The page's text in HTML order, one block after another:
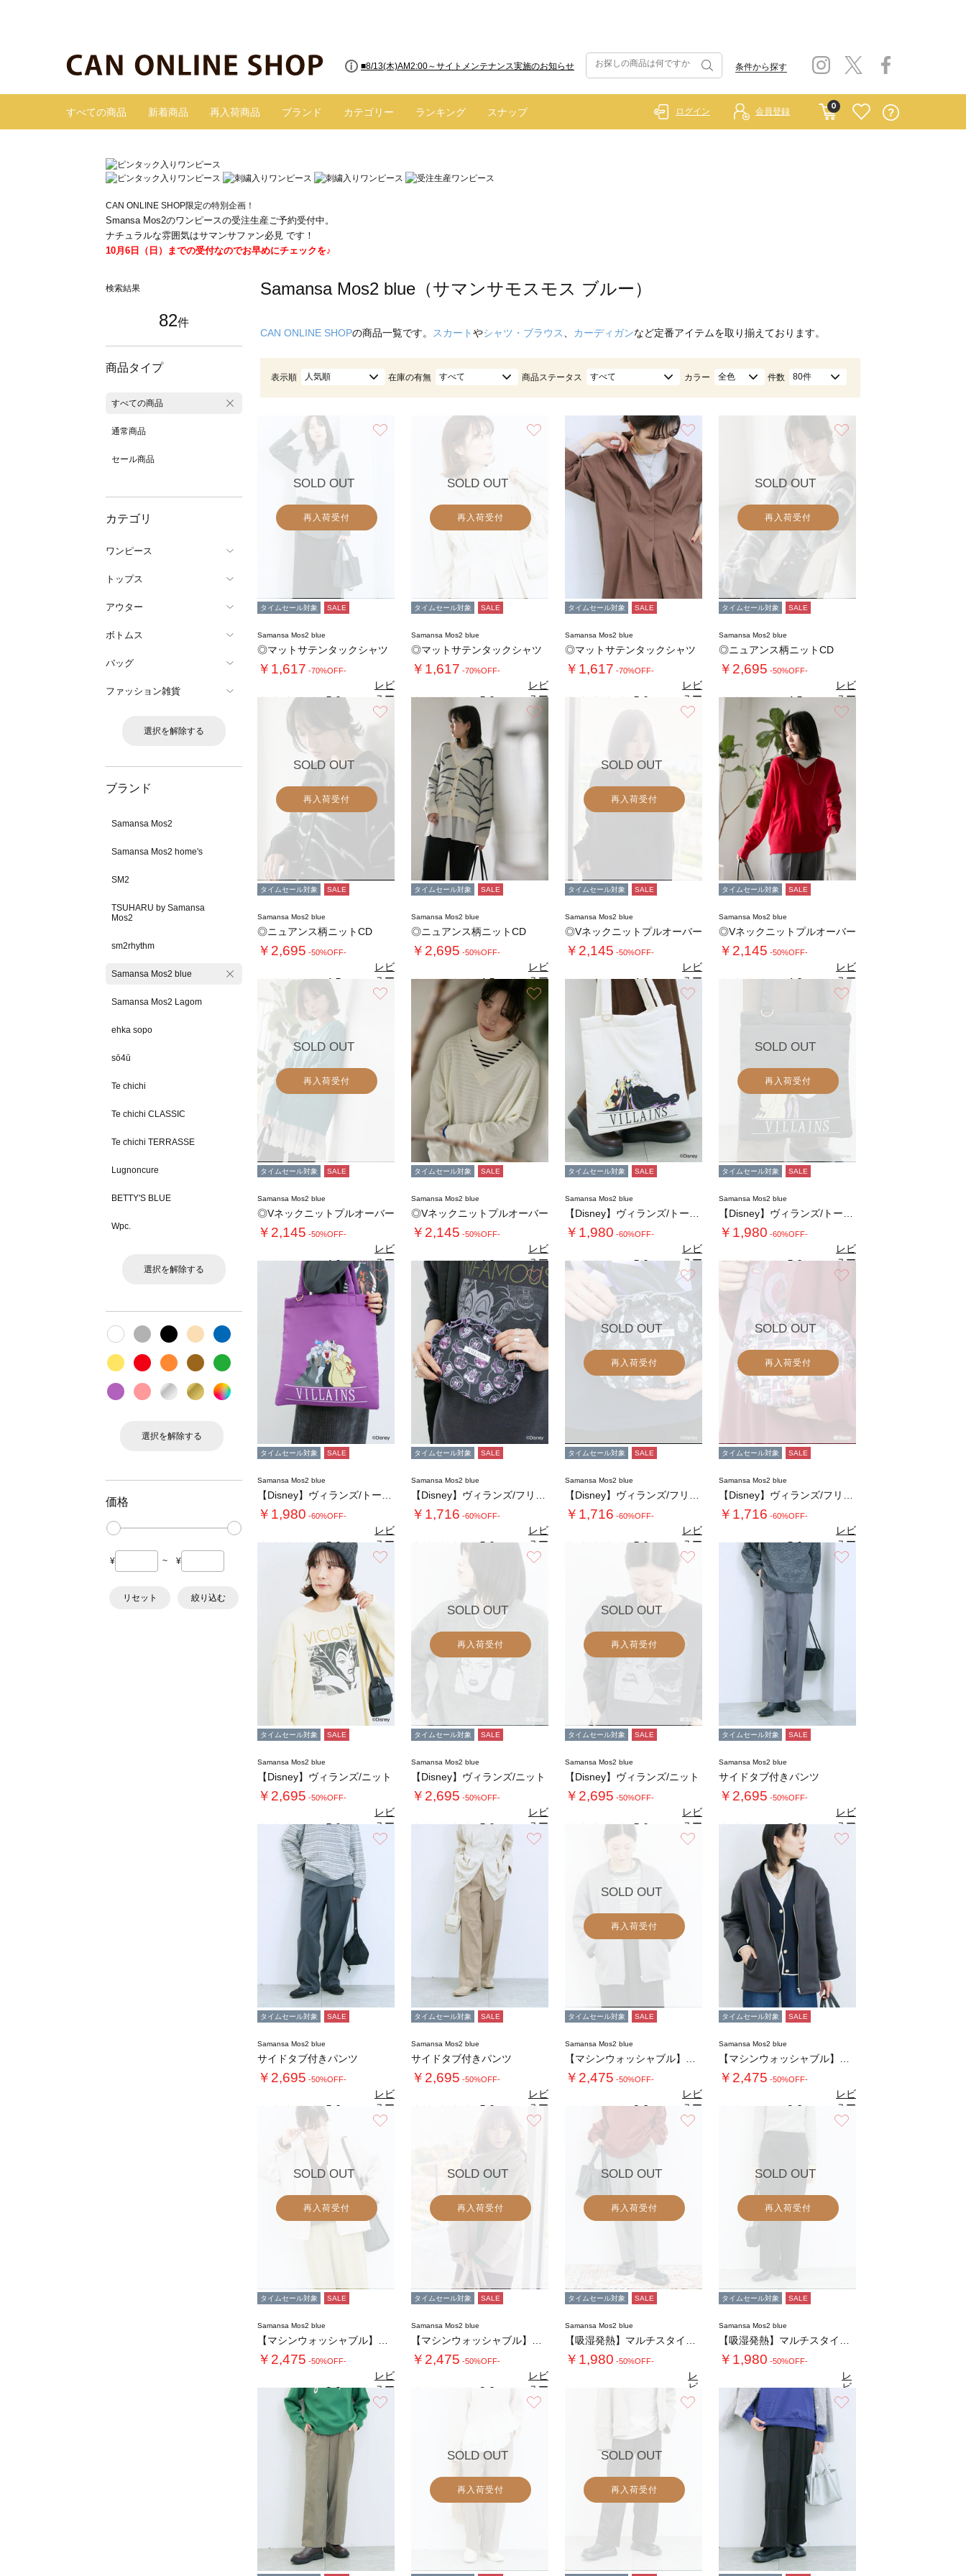
■【お知らせ】ヤマト運輸の配送遅延・停止について 条件から探す
すべての商品 新着商品 再入荷商品 ブランド カテゴリー ランキング スナップ
0
ログイン 会員登録
CAN ONLINE SHOP限定の特別企画！
Smansa Mos2のワンピースの受注生産ご予約受付中。
ナチュラルな雰囲気はサマンサファン必見 です！
10月6日（日）までの受付なのでお早めにチェックを♪
検索結果
82件
商品タイプ
すべての商品
通常商品
セール商品
カテゴリ
ワンピース
トップス
アウター
ボトムス
バッグ
ファッション雑貨
選択を解除する
ブランド
Samansa Mos2
Samansa Mos2 home's
SM2
TSUHARU by Samansa
Mos2
sm2rhythm
Samansa Mos2 blue
Samansa Mos2 Lagom
ehka sopo
sō4ū
Te chichi
Te chichi CLASSIC
Te chichi TERRASSE
Lugnoncure
BETTY'S BLUE
Wpc.
選択を解除する
選択を解除する
価格
¥ ~ ¥
リセット 絞り込む
Samansa Mos2 blue（サマンサモスモス ブルー）
CAN ONLINE SHOPの商品一覧です。 スカートやシャツ・ブラウス カーディガンなど定番アイテムを取り揃えております。
表示順 人気順 在庫の有無 すべて 商品ステータス すべて カラー 全色 件数 80件
SOLD OUT
再入荷受付
タイムセール対象 SALE
Samansa Mos2 blue
◎マットサテンタックシャツ
￥1,617 -70%OFF-
5.0（1）
レビ
ュー
を見
る
SOLD OUT
再入荷受付
タイムセール対象 SALE
Samansa Mos2 blue
◎マットサテンタックシャツ
￥1,617 -70%OFF-
5.0（1）
レビ
ュー
を見
る
タイムセール対象 SALE
Samansa Mos2 blue
◎マットサテンタックシャツ
￥1,617 -70%OFF-
5.0
レビ
ュー
を見
る
SOLD OUT
再入荷受付
タイムセール対象 SALE
Samansa Mos2 blue
◎ニュアンス柄ニットCD
￥2,695 -50%OFF-
4.5（2）
レビ
ュー
を見
る
SOLD OUT
再入荷受付
タイムセール対象 SALE
Samansa Mos2 blue
◎ニュアンス柄ニットCD
￥2,695 -50%OFF-
4.5
レビ
ュー
を見
る
タイムセール対象 SALE
Samansa Mos2 blue
◎ニュアンス柄ニットCD
￥2,695 -50%OFF-
4.5（2）
レビ
ュー
を見
る
SOLD OUT
再入荷受付
タイムセール対象 SALE
Samansa Mos2 blue
◎Vネックニットプルオーバー
￥2,145 -50%OFF-
4.0（1）
レビ
ュー
を見
る
タイムセール対象 SALE
Samansa Mos2 blue
◎Vネックニットプルオーバー
￥2,145 -50%OFF-
4.0（1）
レビ
ュー
を見
る
SOLD OUT
再入荷受付
タイムセール対象 SALE
Samansa Mos2 blue
◎Vネックニットプルオーバー
￥2,145 -50%OFF-
4.0（1）
レビ
ュー
を見
る
タイムセール対象 SALE
Samansa Mos2 blue
◎Vネックニットプルオーバー
￥2,145 -50%OFF-
4.0（1）
レビ
ュー
を見
る
タイムセール対象 SALE
Samansa Mos2 blue
￥1,980 -60%OFF-
5.0（1）
レビ
ュー
を見
る
SOLD OUT
再入荷受付
タイムセール対象 SALE
Samansa Mos2 blue
￥1,980 -60%OFF-
5.0（1）
レビ
ュー
を見
る
お気に入り
タイムセール対象 SALE
Samansa Mos2 blue
￥1,980 -60%OFF-
5.0（1）
レビ
ュー
を見
る
お気に入り
タイムセール対象 SALE
Samansa Mos2 blue
￥1,716 -60%OFF-
5.0（2）
レビ
ュー
を見
る
お気に入り
SOLD OUT
再入荷受付
タイムセール対象 SALE
Samansa Mos2 blue
￥1,716 -60%OFF-
5.0（2）
レビ
ュー
を見
る
SOLD OUT
再入荷受付
タイムセール対象 SALE
Samansa Mos2 blue
￥1,716 -60%OFF-
5.0（2）
レビ
ュー
を見
る
タイムセール対象 SALE
Samansa Mos2 blue
【Disney】ヴィランズ/ニット
￥2,695 -50%OFF-
5.0（2）
レビ
ュー
を見
る
SOLD OUT
再入荷受付
タイムセール対象 SALE
Samansa Mos2 blue
【Disney】ヴィランズ/ニット
￥2,695 -50%OFF-
5.0（2）
レビ
ュー
を見
る
SOLD OUT
再入荷受付
タイムセール対象 SALE
Samansa Mos2 blue
【Disney】ヴィランズ/ニット
￥2,695 -50%OFF-
5.0
レビ
ュー
を見
る
タイムセール対象 SALE
Samansa Mos2 blue
サイドタブ付きパンツ
￥2,695 -50%OFF-
5.0（1）
レビ
ュー
を見
る
タイムセール対象 SALE
Samansa Mos2 blue
サイドタブ付きパンツ
￥2,695 -50%OFF-
5.0
レビ
ュー
を見
る
タイムセール対象 SALE
Samansa Mos2 blue
サイドタブ付きパンツ
￥2,695 -50%OFF-
5.0（1）
レビ
ュー
を見
る
SOLD OUT
再入荷受付
タイムセール対象 SALE
Samansa Mos2 blue
￥2,475 -50%OFF-
2.8（5）
レビ
ュー
を見
る
タイムセール対象 SALE
Samansa Mos2 blue
￥2,475 -50%OFF-
2.8 （5）
レビ
ュー
を見
る
SOLD OUT
再入荷受付
タイムセール対象 SALE
Samansa Mos2 blue
￥2,475 -50%OFF-
2.8（5）
レビ
ュー
を見
る
SOLD OUT
再入荷受付
タイムセール対象 SALE
Samansa Mos2 blue
￥2,475 -50%OFF-
2.8 （5）
レビ
ュー
を見
る
SOLD OUT
再入荷受付
タイムセール対象 SALE
Samansa Mos2 blue
￥1,980 -50%OFF-
（27）
レ
ビ
ュ
ー
SOLD OUT
再入荷受付
タイムセール対象 SALE
Samansa Mos2 blue
￥1,980 -50%OFF-
4.7 （27）
レ
ビ
ュ
ー
SOLD OUT
再入荷受付
お気に入り
SOLD OUT
再入荷受付